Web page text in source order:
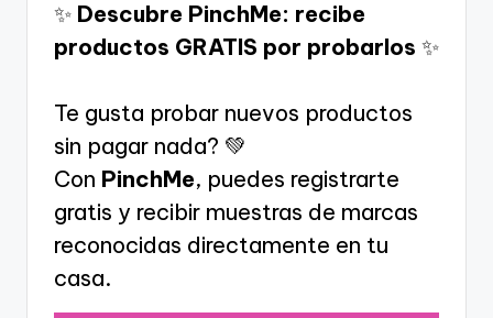
✨ Descubre PinchMe: recibe
productos GRATIS por probarlos ✨
Te gusta probar nuevos productos
sin pagar nada? 💚
Con PinchMe, puedes registrarte
gratis y recibir muestras de marcas
reconocidas directamente en tu
casa.